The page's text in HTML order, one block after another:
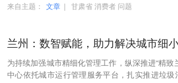
来自主题： 文章 | 甘肃省消费者 问题
兰州：数智赋能，助力解决城市细
为持续加强城市精细化管理工作，纵深推进“精
中心依托城市运行管理服务平台，扎实推进垃